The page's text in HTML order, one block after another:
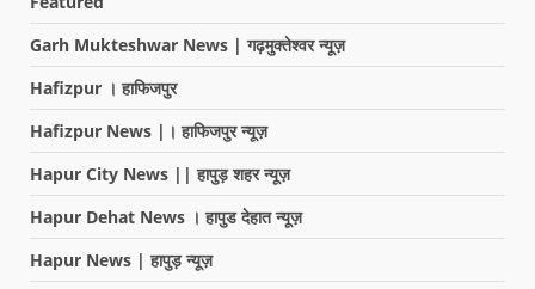
Garh Mukteshwar News | गढ़मुक्तेश्वर न्यूज़
Hafizpur । हाफिजपुर
Hafizpur News |। हाफिजपुर न्यूज़
Hapur City News || हापुड़ शहर न्यूज़
Hapur Dehat News । हापुड देहात न्यूज़
Hapur News | हापुड़ न्यूज़